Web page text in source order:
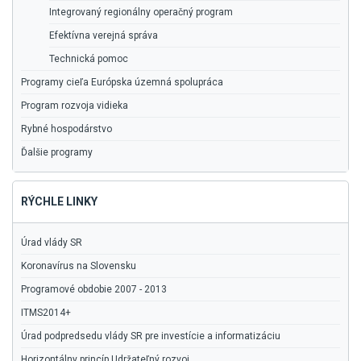
Integrovaný regionálny operačný program
Efektívna verejná správa
Technická pomoc
Programy cieľa Európska územná spolupráca
Program rozvoja vidieka
Rybné hospodárstvo
Ďalšie programy
RÝCHLE LINKY
Úrad vlády SR
Koronavírus na Slovensku
Programové obdobie 2007 - 2013
ITMS2014+
Úrad podpredsedu vlády SR pre investície a informatizáciu